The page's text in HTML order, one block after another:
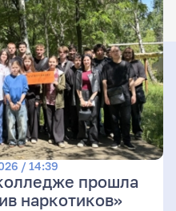
/ 14:39
прошла
наркотиков»